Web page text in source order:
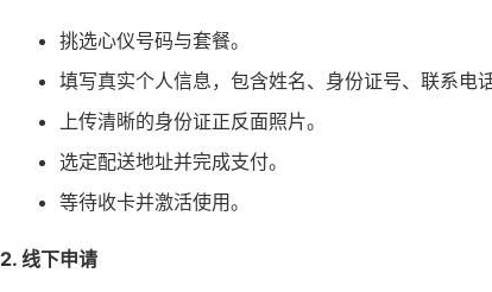
挑选心仪号码与套餐。
填写真实个人信息，包含姓名、身份证号、联系电
上传清晰的身份证正反面照片。
选定配送地址并完成支付。
等待收卡并激活使用。
2. 线下申请